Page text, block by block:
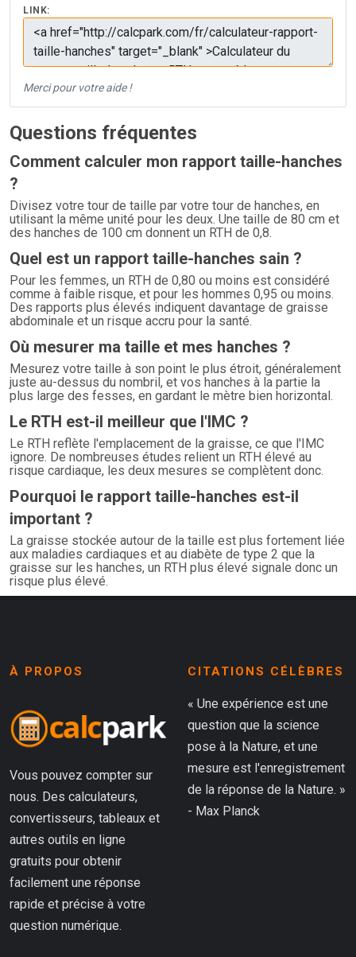
LINK:
Merci pour votre aide !
Questions fréquentes
Comment calculer mon rapport taille-hanches
?
Divisez votre tour de taille par votre tour de hanches, en
utilisant la même unité pour les deux. Une taille de 80 cm et
des hanches de 100 cm donnent un RTH de 0,8.
Quel est un rapport taille-hanches sain ?
Pour les femmes, un RTH de 0,80 ou moins est considéré
comme à faible risque, et pour les hommes 0,95 ou moins.
Des rapports plus élevés indiquent davantage de graisse
abdominale et un risque accru pour la santé.
Où mesurer ma taille et mes hanches ?
Mesurez votre taille à son point le plus étroit, généralement
juste au-dessus du nombril, et vos hanches à la partie la
plus large des fesses, en gardant le mètre bien horizontal.
Le RTH est-il meilleur que l'IMC ?
Le RTH reflète l'emplacement de la graisse, ce que l'IMC
ignore. De nombreuses études relient un RTH élevé au
risque cardiaque, les deux mesures se complètent donc.
Pourquoi le rapport taille-hanches est-il
important ?
La graisse stockée autour de la taille est plus fortement liée
aux maladies cardiaques et au diabète de type 2 que la
graisse sur les hanches, un RTH plus élevé signale donc un
risque plus élevé.
À PROPOS
Vous pouvez compter sur
nous. Des calculateurs,
convertisseurs, tableaux et
autres outils en ligne
gratuits pour obtenir
facilement une réponse
rapide et précise à votre
question numérique.
CITATIONS CÉLÈBRES
« Une expérience est une
question que la science
pose à la Nature, et une
mesure est l'enregistrement
de la réponse de la Nature. »
- Max Planck